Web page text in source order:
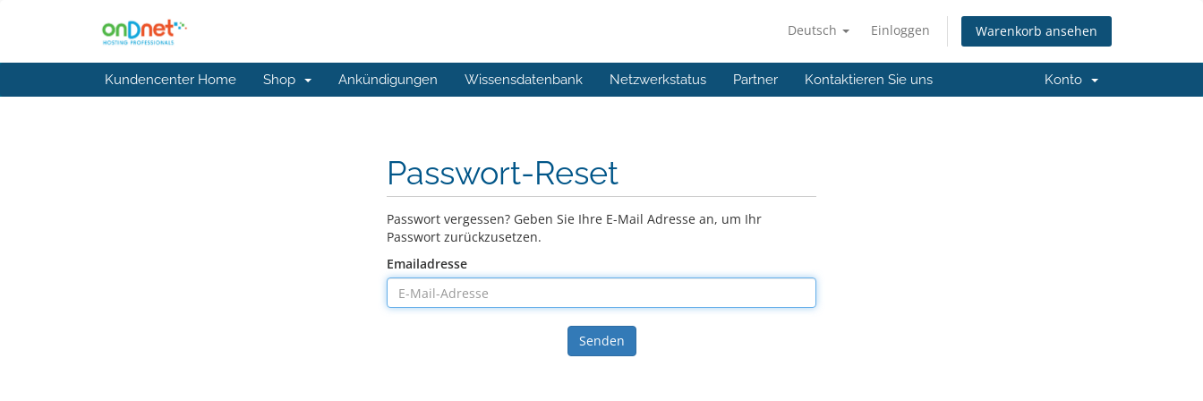
Deutsch Einloggen Warenkorb ansehen
Kundencenter Home Shop Ankündigungen Wissensdatenbank Netzwerkstatus Partner Kontaktieren Sie uns Konto
Passwort-Reset
Passwort vergessen? Geben Sie Ihre E-Mail Adresse an, um Ihr
Passwort zurückzusetzen.
Emailadresse
Senden